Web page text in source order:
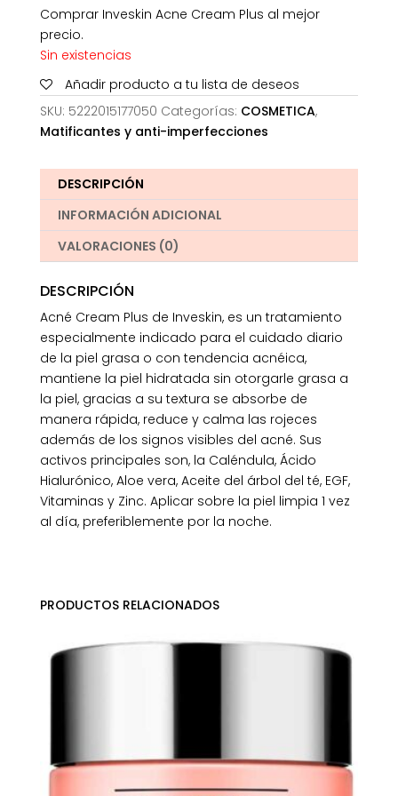
Comprar Inveskin Acne Cream Plus al mejor
precio.
Sin existencias
Añadir producto a tu lista de deseos
SKU: 5222015177050 Categorías: COSMETICA,
Matificantes y anti-imperfecciones
DESCRIPCIÓN
INFORMACIÓN ADICIONAL
VALORACIONES (0)
DESCRIPCIÓN
Acné Cream Plus de Inveskin, es un tratamiento
especialmente indicado para el cuidado diario
de la piel grasa o con tendencia acnéica,
mantiene la piel hidratada sin otorgarle grasa a
la piel, gracias a su textura se absorbe de
manera rápida, reduce y calma las rojeces
además de los signos visibles del acné. Sus
activos principales son, la Caléndula, Ácido
Hialurónico, Aloe vera, Aceite del árbol del té, EGF,
Vitaminas y Zinc. Aplicar sobre la piel limpia 1 vez
al día, preferiblemente por la noche.
PRODUCTOS RELACIONADOS